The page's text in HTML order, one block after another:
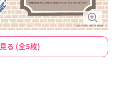
る (全5枚)